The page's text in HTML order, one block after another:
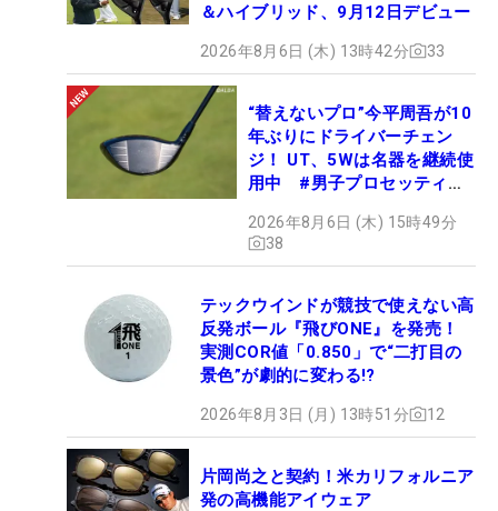
＆ハイブリッド、9月12日デビュー
2026年8月6日 (木) 13時42分 33
“替えないプロ”今平周吾が10
年ぶりにドライバーチェン
ジ！ UT、5Wは名器を継続使
用中 #男子プロセッティン
2026年8月6日 (木) 15時49分
38
テックウインドが競技で使えない高
反発ボール『飛びONE』を発売！
実測COR値「0.850」で“二打目の
景色”が劇的に変わる!?
2026年8月3日 (月) 13時51分 12
片岡尚之と契約！米カリフォルニア
発の高機能アイウェア